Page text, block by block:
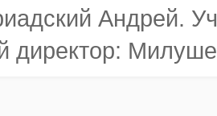
Андрей.
директор: